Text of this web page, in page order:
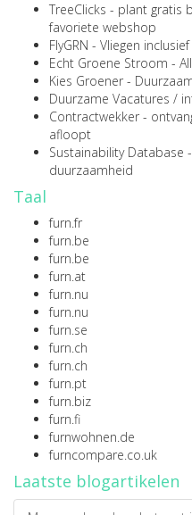
TreeClicks - plant gratis
favoriete webshop
FlyGRN - Vliegen
Echt Groene Stroom -
Kies Groener -
Duurzame Vacatures /
Contractwekker -
afloopt
Sustainability Database
duurzaamheid
Taal
furn.fr
furn.be
furn.be
furn.at
furn.nu
furn.nu
furn.se
furn.ch
furn.ch
furn.pt
furn.biz
furn.fi
furnwohnen.de
furncompare.co.uk
Laatste blogartikelen